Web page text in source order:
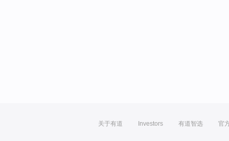
关于有道 Investors 有道智选 官